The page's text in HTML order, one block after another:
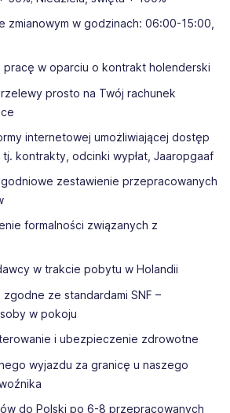
zmianowym w godzinach: 06:00-15:00,
pracę w oparciu o kontrakt holenderski
prosto na Twój rachunek
internetowej umożliwiającej dostęp
kontrakty, odcinki wypłat, Jaaropgaaf
zestawienie przepracowanych
formalności związanych z
w trakcie pobytu w Holandii
ze standardami SNF –
w pokoju
i ubezpieczenie zdrowotne
wyjazdu za granicę u naszego
do Polski po 6-8 przepracowanych